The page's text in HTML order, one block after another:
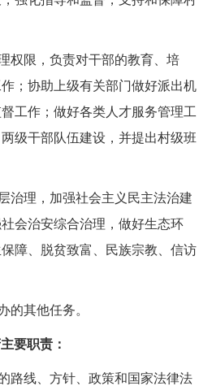
权限，负责对干部的教育、培
；协助上级有关部门做好派出机
工作；做好各类人才服务管理工
级干部队伍建设，并提出村级班
治理，加强社会主义民主法治建
会治安综合治理，做好生态环
障、脱贫致富、民族宗教、信访
的其他任务。
要职责：
路线、方针、政策和国家法律法